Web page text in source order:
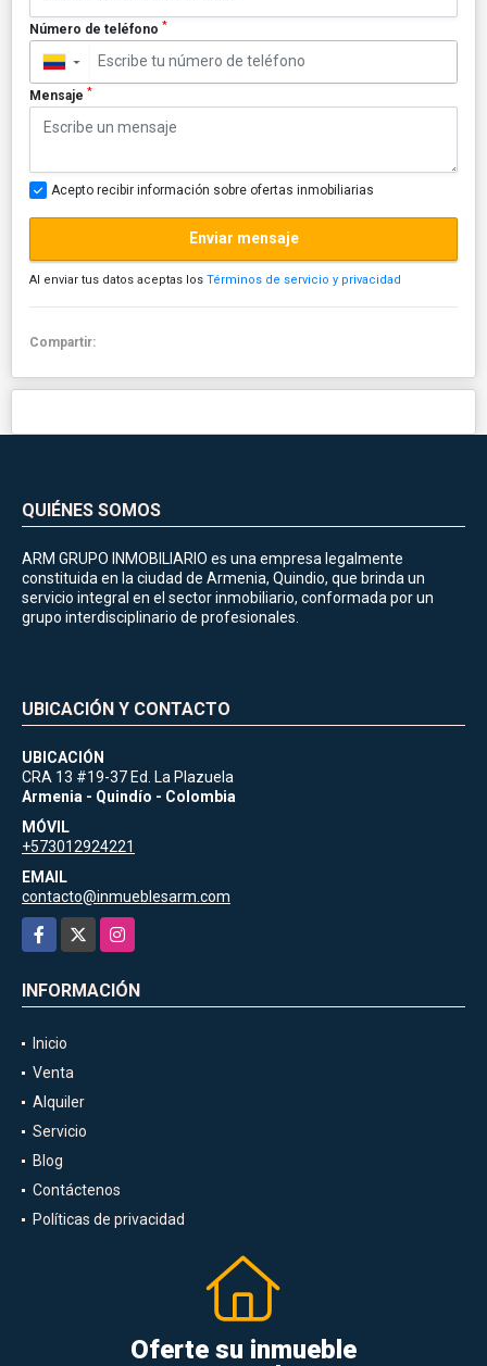
Número de teléfono *
▼
Mensaje *
Acepto recibir información sobre ofertas inmobiliarias
Enviar mensaje
Al enviar tus datos aceptas los Términos de servicio y privacidad
Compartir:
QUIÉNES SOMOS
ARM GRUPO INMOBILIARIO es una empresa legalmente
constituida en la ciudad de Armenia, Quindio, que brinda un
servicio integral en el sector inmobiliario, conformada por un
grupo interdisciplinario de profesionales.
UBICACIÓN Y CONTACTO
UBICACIÓN
CRA 13 #19-37 Ed. La Plazuela
Armenia - Quindío - Colombia
MÓVIL
+573012924221
EMAIL
contacto@inmueblesarm.com
Facebook
Instagram
INFORMACIÓN
Inicio
Venta
Alquiler
Servicio
Blog
Contáctenos
Políticas de privacidad
Oferte su inmueble